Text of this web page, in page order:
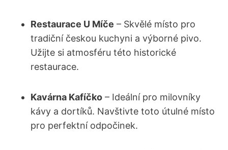
Restaurace U Míče – Skvělé místo pro
tradiční českou kuchyni a ‍výborné pivo.
Užijte si atmosféru této ⁤historické
restaurace.
Kavárna Kafíčko – Ideální pro milovníky​
kávy a dortíků.⁢ Navštivte toto útulné místo⁣
pro perfektní odpočinek.